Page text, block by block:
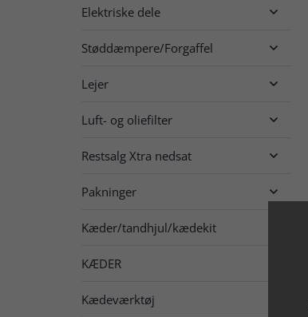
Elektriske dele 
Støddæmpere/Forgaffel 
Lejer 
Luft- og oliefilter 
Restsalg Xtra nedsat 
Pakninger 
Kæder/tandhjul/kædekit
KÆDER
Kædeværktøj